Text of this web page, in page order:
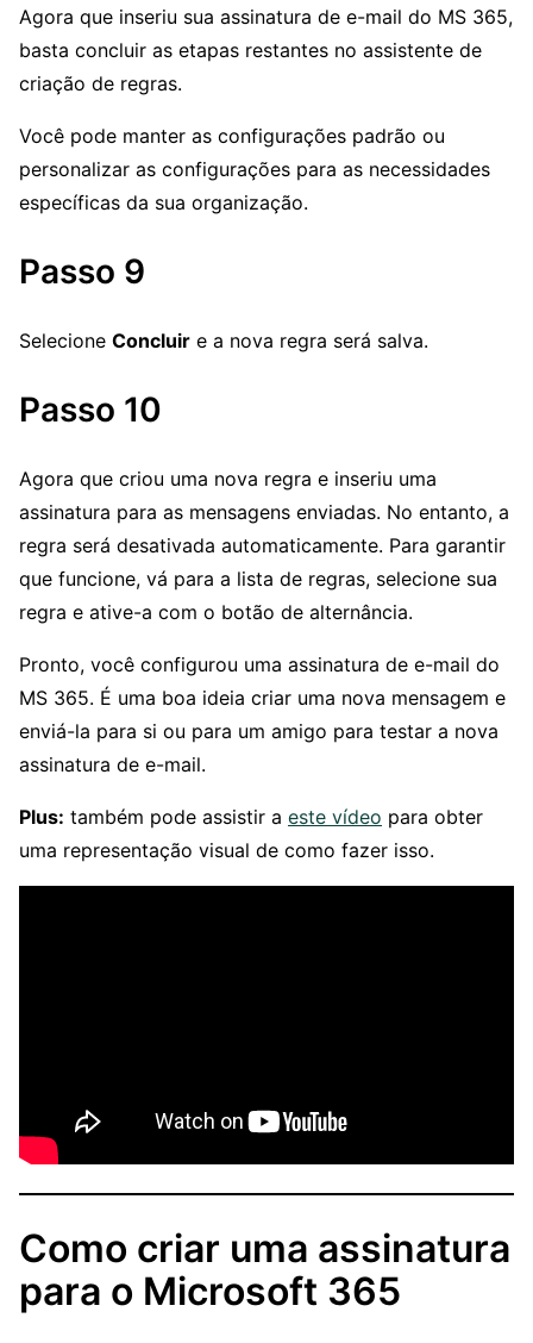
Agora que inseriu sua assinatura de e-mail do MS 365,
basta concluir as etapas restantes no assistente de
criação de regras.
Você pode manter as configurações padrão ou
personalizar as configurações para as necessidades
específicas da sua organização.
Passo 9
Selecione Concluir e a nova regra será salva.
Passo 10
Agora que criou uma nova regra e inseriu uma
assinatura para as mensagens enviadas. No entanto, a
regra será desativada automaticamente. Para garantir
que funcione, vá para a lista de regras, selecione sua
regra e ative-a com o botão de alternância.
Pronto, você configurou uma assinatura de e-mail do
MS 365. É uma boa ideia criar uma nova mensagem e
enviá-la para si ou para um amigo para testar a nova
assinatura de e-mail.
Plus: também pode assistir a este vídeo para obter
uma representação visual de como fazer isso.
Como criar uma assinatura
para o Microsoft 365